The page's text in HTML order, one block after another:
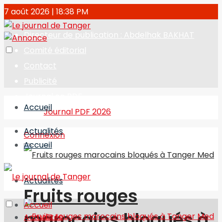
7 août 2026 | 18:38 PM
Directeur de publication : Abdelhak BAKHAT
Journal PDF 2026
Connexion
Accueil
Actualités
Fruits rouges
Accueil
Actualités
Accueil
Actualités